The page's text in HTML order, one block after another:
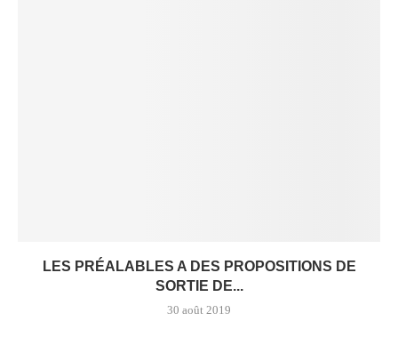
LES PRÉALABLES A DES PROPOSITIONS DE
SORTIE DE...
30 août 2019